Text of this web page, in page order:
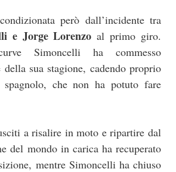
però dall’incidente tra
e Jorge Lorenzo al primo giro.
Simoncelli ha commesso
della sua stagione, cadendo proprio
che non ha potuto fare
a risalire in moto e ripartire dal
del mondo in carica ha recuperato
mentre Simoncelli ha chiuso